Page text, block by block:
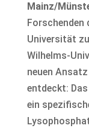
Mainz/
Forschenden
Universität
Wilhelms-
neuen
entdeckt:
ein